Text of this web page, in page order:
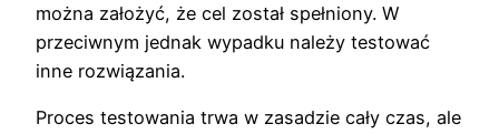
można założyć, że cel został spełniony. W
przeciwnym jednak wypadku należy testować
inne rozwiązania.
Proces testowania trwa w zasadzie cały czas, ale